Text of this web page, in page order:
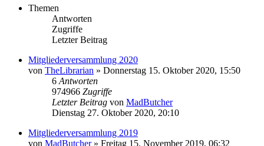
Themen
Antworten
Zugriffe
Letzter Beitrag
Mitgliederversammlung 2020
von TheLibrarian » Donnerstag 15. Oktober 2020, 15:50
6 Antworten
974966 Zugriffe
Letzter Beitrag von MadButcher
Dienstag 27. Oktober 2020, 20:10
Mitgliederversammlung 2019
von MadButcher» Freitag 15. November 2019, 06:32